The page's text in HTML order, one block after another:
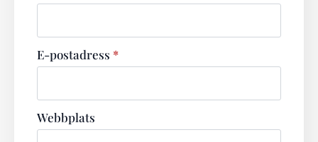
E-postadress *
Webbplats